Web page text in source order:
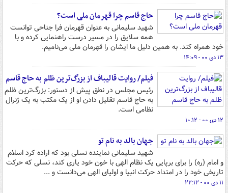
حاج قاسم چرا قهرمان ملی است؟
شهید سلیمانی به عنوان قهرمان فرا جناحی توانست
همه سلایق را در مسیر درست راهنمایی کرده و با
خود همراه کند. به همین دلیل ما ایشان را قهرمان ملی می‌نامیم.
۱۳ دی ۰۰ - ۱۴:۰۹
فیلم/ روایت قالیباف از بزرگ‌ترین ظلم به حاج قاسم
رئیس مجلس در نطق پیش از دستور: بزرگ‌ترین ظلم
به حاج قاسم تقلیل دادن او از یک مکتب به یک ژنرال
نظامی است.
۱۲ دی ۰۰ - ۱۰:۱۲
جهان بالد به نام تو
شهید سلیمانی نماینده نسلی بود که اراده کرد اسلام
و امام (ره) را برای برپایی یک نظام الهی با خون خود یاری کند، نسلی که حرکت
تاریخی خود را در امتداد حرکت انبیا و اولیای الهی می‌دانست و ...
۱۱ دی ۰۰ - ۲۲:۱۲